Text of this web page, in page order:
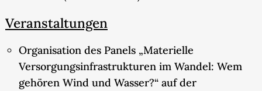
Veranstaltungen
Organisation des Panels „Materielle
Versorgungsinfrastrukturen im Wandel: Wem
gehören Wind und Wasser?“ auf der